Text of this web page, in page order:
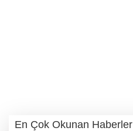
En Çok Okunan Haberler